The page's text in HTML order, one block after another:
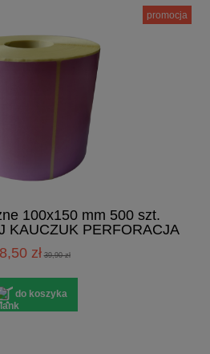
100x150 mm 500 szt.
KAUCZUK PERFORACJA
zł 39,90 zł
do koszyka
promocja